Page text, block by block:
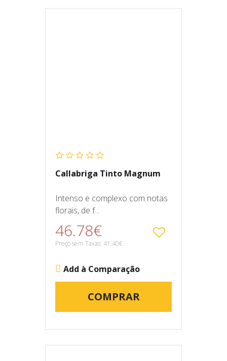
Callabriga Tinto Magnum
Intenso e complexo com notas
florais, de f...
46.78€
Preço sem Taxas: 41.40€
Add à Comparação
COMPRAR